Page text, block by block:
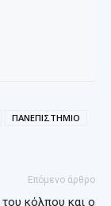
ΠΑΝΕΠΙΣΤΗΜΙΟ
Επόμενο άρθρο
κόλπου και ο